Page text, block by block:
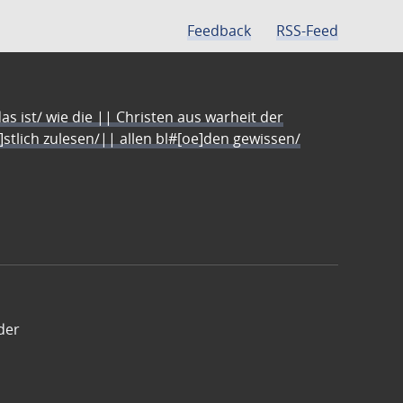
Feedback RSS-Feed
ist/ wie die || Christen aus warheit der
zulesen/|| allen bl#[oe]den gewissen/